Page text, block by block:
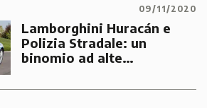
09/11/2020
Lamborghini Huracán e
Polizia Stradale: un
binomio ad alte
emergenze dei cittadini